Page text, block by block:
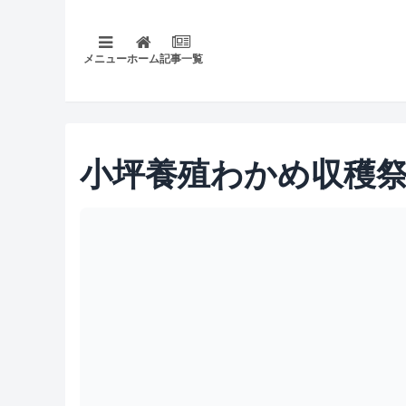
メニューホーム記事一覧
小坪養殖わかめ収穫